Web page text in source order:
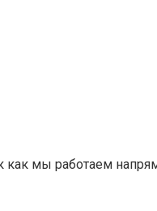
как мы работаем